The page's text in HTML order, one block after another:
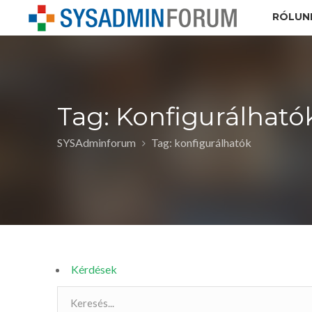
Tag:
SYSAdminforum Tag: konfigurálhatók
Kérdések